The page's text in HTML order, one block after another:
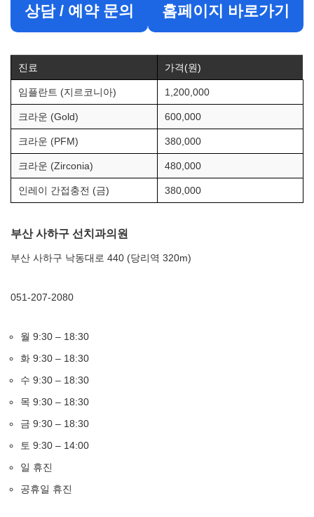
상담 / 예약 문의 홈페이지 바로가기
진료 가격(원)
임플란트 (지르코니아) 1,200,000
크라운 (Gold) 600,000
크라운 (PFM) 380,000
크라운 (Zirconia) 480,000
인레이 간접충전 (금) 380,000
부산 사하구 선치과의원
부산 사하구 낙동대로 440 (당리역 320m)
051-207-2080
월 9:30 – 18:30
화 9:30 – 18:30
수 9:30 – 18:30
목 9:30 – 18:30
금 9:30 – 18:30
토 9:30 – 14:00
일 휴진
공휴일 휴진